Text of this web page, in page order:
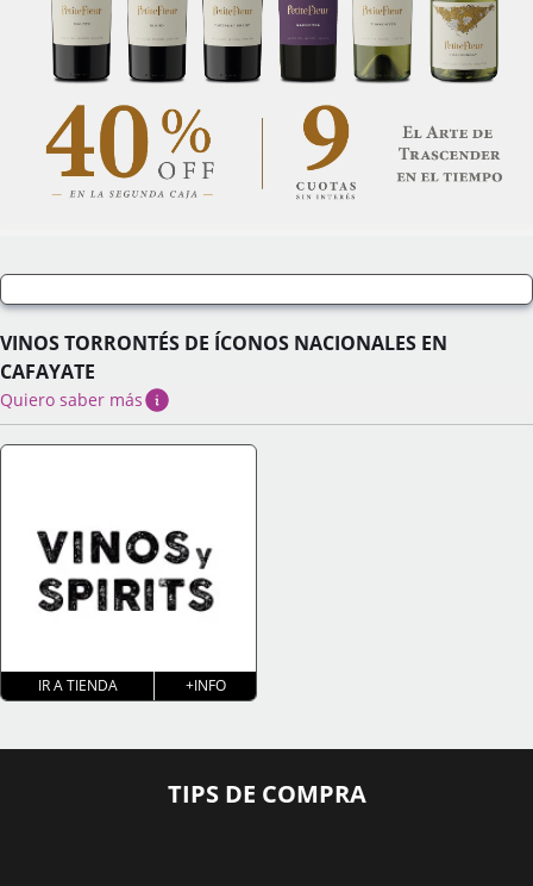
VINOS TORRONTÉS DE ÍCONOS NACIONALES EN
CAFAYATE
Quiero saber más
IR A TIENDA +INFO
TIPS DE COMPRA